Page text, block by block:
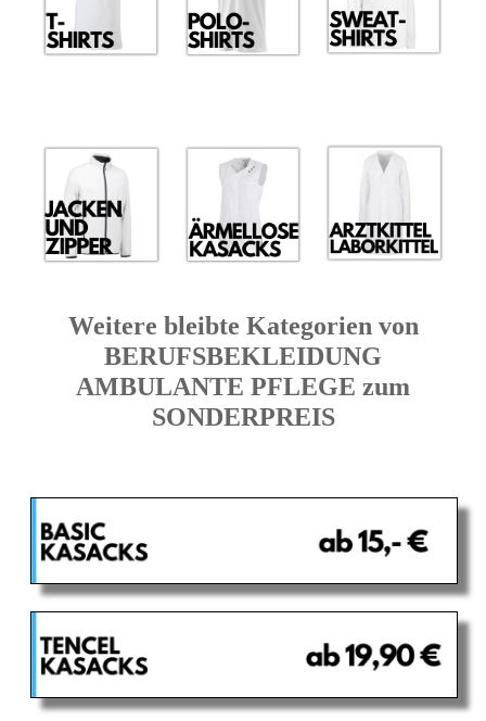
Weitere bleibte Kategorien von
BERUFSBEKLEIDUNG
AMBULANTE PFLEGE zum
SONDERPREIS